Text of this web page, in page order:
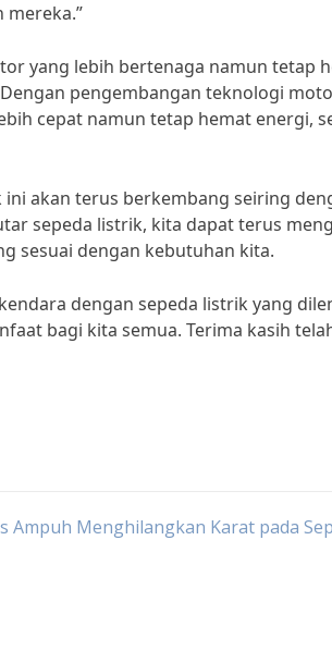
mereka.”
yang lebih bertenaga namun tetap
pengembangan teknologi
cepat namun tetap hemat energi,
akan terus berkembang seiring
sepeda listrik, kita dapat terus
sesuai dengan kebutuhan kita.
dengan sepeda listrik yang
bagi kita semua. Terima kasih
Ampuh Menghilangkan Karat pada